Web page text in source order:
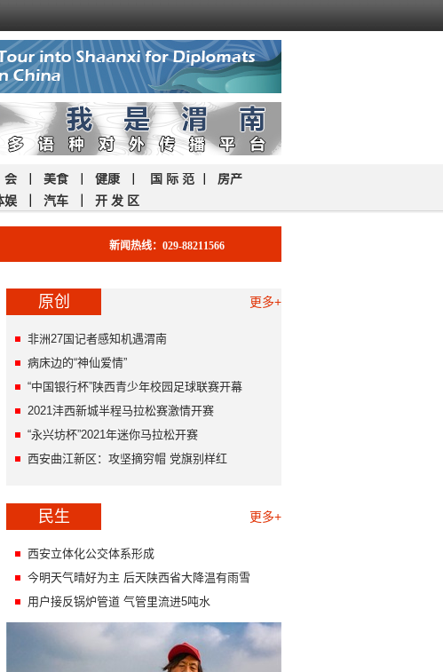
美食｜ 健康 国 际 范
房产
娱 汽车 开 发 区
新闻热线：029-88211566
原创 更多+
非洲27国记者感知机遇渭南
病床边的“神仙爱情”
“中国银行杯”陕西青少年校园足球联赛开幕
2021沣西新城半程马拉松赛激情开赛
“永兴坊杯”2021年迷你马拉松开赛
西安曲江新区：攻坚摘穷帽 党旗别样红
民生 更多+
西安立体化公交体系形成
今明天气晴好为主 后天陕西省大降温有雨雪
用户接反锅炉管道 气管里流进5吨水